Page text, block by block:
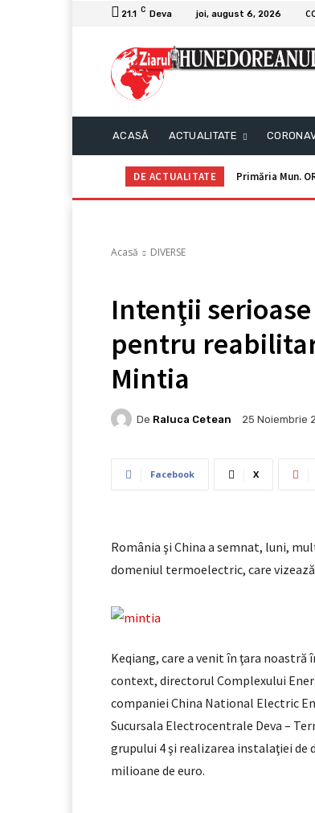
21.1 C Deva joi, august 6, 2026
ACASĂ ACTUALITATE
DE ACTUALITATE Primăria Mun.
Dan Teodor –
Acasă DIVERSE
Intenţii
pentru
Mintia
De Raluca Cetean 25 Noiembrie
Facebook X
România şi China a semnat, luni,
domeniul termoelectric, care
Keqiang, care a venit în ţara
context, directorul Complexului
companiei China National Electric
Sucursala Electrocentrale Deva –
grupului 4 şi realizarea instalaţiei de
milioane de euro.